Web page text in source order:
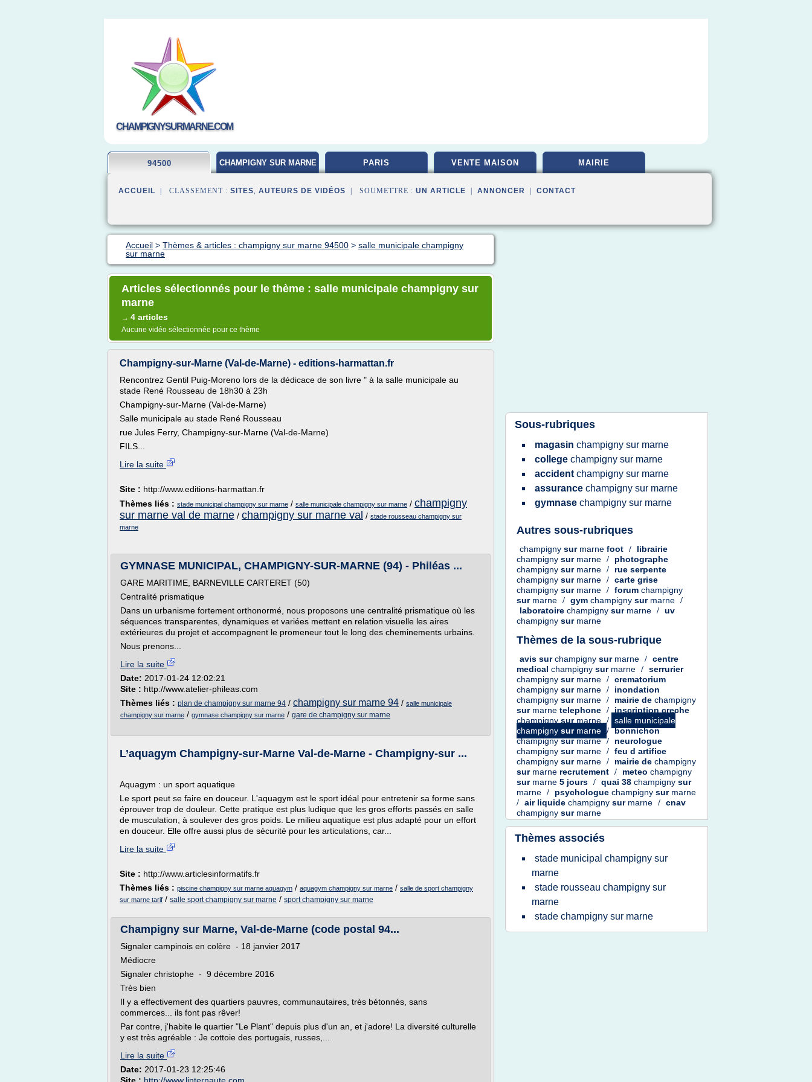
CHAMPIGNYSURMARNE.COM
94500 CHAMPIGNY SUR MARNE PARIS VENTE MAISON MAIRIE
ACCUEIL | CLASSEMENT : SITES, AUTEURS DE VIDÉOS | SOUMETTRE : UN ARTICLE ANNONCER CONTACT
Accueil > Thèmes & articles : champigny sur marne 94500 > salle municipale champigny
sur marne
Articles sélectionnés pour le thème : salle municipale champigny sur
marne
→ 4 articles
Aucune vidéo sélectionnée pour ce thème
Champigny-sur-Marne (Val-de-Marne) - editions-harmattan.fr
Rencontrez Gentil Puig-Moreno lors de la dédicace de son livre " à la salle municipale au
stade René Rousseau de 18h30 à 23h
Champigny-sur-Marne (Val-de-Marne)
Salle municipale au stade René Rousseau
rue Jules Ferry, Champigny-sur-Marne (Val-de-Marne)
FILS...
Lire la suite
Site : http://www.editions-harmattan.fr
Thèmes liés : stade municipal champigny sur marne / salle municipale champigny sur marne / champigny
sur marne val de marne / champigny sur marne val / stade rousseau champigny sur
marne
GYMNASE MUNICIPAL, CHAMPIGNY-SUR-MARNE (94) - Philéas ...
GARE MARITIME, BARNEVILLE CARTERET (50)
Centralité prismatique
Dans un urbanisme fortement orthonormé, nous proposons une centralité prismatique où les
séquences transparentes, dynamiques et variées mettent en relation visuelle les aires
extérieures du projet et accompagnent le promeneur tout le long des cheminements urbains.
Nous prenons...
Lire la suite
Date: 2017-01-24 12:02:21
Site : http://www.atelier-phileas.com
Thèmes liés : plan de champigny sur marne 94 / champigny sur marne 94 / salle municipale
champigny sur marne / gymnase champigny sur marne / gare de champigny sur marne
L’aquagym Champigny-sur-Marne Val-de-Marne - Champigny-sur ...
Aquagym : un sport aquatique
Le sport peut se faire en douceur. L'aquagym est le sport idéal pour entretenir sa forme sans
éprouver trop de douleur. Cette pratique est plus ludique que les gros efforts passés en salle
de musculation, à soulever des gros poids. Le milieu aquatique est plus adapté pour un effort
en douceur. Elle offre aussi plus de sécurité pour les articulations, car...
Lire la suite
Site : http://www.articlesinformatifs.fr
Thèmes liés : piscine champigny sur marne aquagym / aquagym champigny sur marne / salle de sport champigny
sur marne tarif / salle sport champigny sur marne / sport champigny sur marne
Champigny sur Marne, Val-de-Marne (code postal 94...
Signaler campinois en colère - 18 janvier 2017
Médiocre
Signaler christophe - 9 décembre 2016
Très bien
Il y a effectivement des quartiers pauvres, communautaires, très bétonnés, sans
commerces... ils font pas rêver!
Par contre, j'habite le quartier "Le Plant" depuis plus d'un an, et j'adore! La diversité culturelle
y est très agréable : Je cottoie des portugais, russes,...
Lire la suite
Date: 2017-01-23 12:25:46
Sous-rubriques
magasin champigny sur marne
college champigny sur marne
accident champigny sur marne
assurance champigny sur marne
gymnase champigny sur marne
Autres sous-rubriques
champigny sur marne foot /
librairie
champigny sur marne /
photographe
champigny sur marne /
rue serpente
champigny sur marne / carte grise
champigny sur marne / forum champigny
sur marne / gym champigny sur marne /
laboratoire champigny sur marne / uv
champigny sur marne
Thèmes de la sous-rubrique
avis surchampigny sur marne / centre
medical champigny sur marne / serrurier
champigny sur marne / crematorium
champigny sur marne /
inondation
champigny sur marne / mairie de champigny
sur marne telephone /
inscription creche
champigny sur marne / salle municipale
champigny sur marne / bonnichon
champignysurmarne /
neurologue
champigny sur marne / feu d artifice
champigny sur marne / mairie de champigny
sur marne recrutement / meteo champigny
sur marne 5 jours / quai 38 champigny sur
marne / psychologue champigny sur marne
/ air liquide champigny sur marne / cnav
champigny sur marne
Thèmes associés
stade municipal champigny sur
marne
stade rousseau champigny sur
marne
stade champigny sur marne